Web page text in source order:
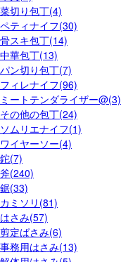
菜切り包丁(4)
ペティナイフ(30)
骨スキ包丁(14)
中華包丁(13)
パン切り包丁(7)
フィレナイフ(96)
ミートテンダライザー@(3)
その他の包丁(24)
ソムリエナイフ(1)
ワイヤーソー(4)
鉈(7)
斧(240)
鋸(33)
カミソリ(81)
はさみ(57)
剪定ばさみ(6)
事務用はさみ(13)